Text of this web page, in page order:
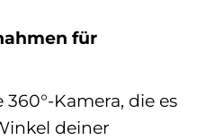
für
Kamera, die es
deiner